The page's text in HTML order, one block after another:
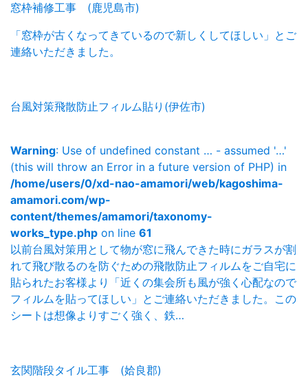
窓枠補修工事 (鹿児島市)
「窓枠が古くなってきているので新しくしてほしい」とご
連絡いただきました。
台風対策飛散防止フィルム貼り(伊佐市)
Warning: Use of undefined constant … - assumed '…'
(this will throw an Error in a future version of PHP) in
/home/users/0/xd-nao-amamori/web/kagoshima-
amamori.com/wp-
content/themes/amamori/taxonomy-
works_type.php on line 61
以前台風対策用として物が窓に飛んできた時にガラスが割
れて飛び散るのを防ぐための飛散防止フィルムをご自宅に
貼られたお客様より「近くの集会所も風が強く心配なので
フィルムを貼ってほしい」とご連絡いただきました。この
シートは想像よりすごく強く、鉄…
玄関階段タイル工事 (姶良郡)